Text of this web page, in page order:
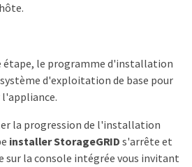
étape, le programme d'installation
d'exploitation de base pour
l'appliance.
la progression de l'installation
installer StorageGRID s'arrête et
sur la console intégrée vous invitant